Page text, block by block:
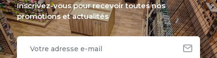
Inscrivez-vous pour recevoir toutes nos
promotions et actualités